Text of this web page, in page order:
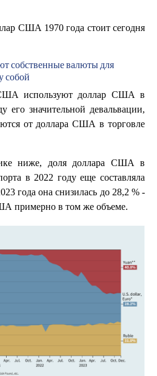
года стоит сегодня
собственные валюты для
собой
используют доллар США в
его значительной девальвации,
от доллара США в торговле
ниже, доля доллара США в
в 2022 году еще составляла
года она снизилась до 28,2 % -
примерно в том же объеме.